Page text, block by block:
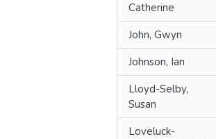
Catherine
John, Gwyn
Johnson, Ian
Lloyd-Selby,
Susan
Loveluck-